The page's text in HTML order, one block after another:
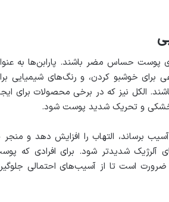
پوست حساس مضر باشند. پارابن‌ها به
برای خوشبو کردن، و رنگ‌های شیمیایی
الکل نیز که در برخی محصولات برای
و تحریک شدید پوست شود.
برساند، التهاب را افزایش دهد و منجر
آلرژیک شدیدتر شود. برای افرادی که
است تا از آسیب‌های احتمالی